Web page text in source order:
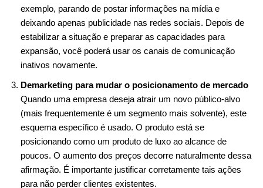
exemplo, parando de postar informações na mídia e
deixando apenas publicidade nas redes sociais. Depois de
estabilizar a situação e preparar as capacidades para
expansão, você poderá usar os canais de comunicação
inativos novamente.
Demarketing para mudar o posicionamento de mercado
Quando uma empresa deseja atrair um novo público-alvo
(mais frequentemente é um segmento mais solvente), este
esquema específico é usado. O produto está se
posicionando como um produto de luxo ao alcance de
poucos. O aumento dos preços decorre naturalmente dessa
afirmação. É importante justificar corretamente tais ações
para não perder clientes existentes.